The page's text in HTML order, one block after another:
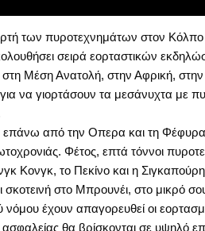
των πυροτεχνημάτων στον
σειρά εορταστικών
στη Μέση Ανατολή, στην Αφρική,
να γιορτάσουν τα μεσάνυχτα με
από την Οπερα και τη Φέφυρα
Φέτος, επτά τόννοι
Κονγκ, το Πεκίνο και η
σκοτεινή στο Μπρουνέι, στο
νόμου έχουν απαγορευθεί οι
θα βρίσκονται σε υψηλό